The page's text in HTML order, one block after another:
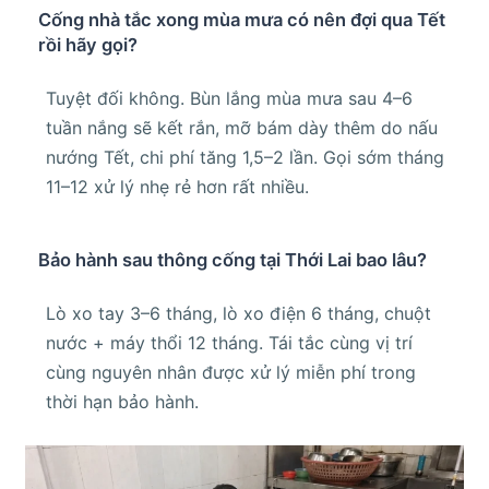
Cống nhà tắc xong mùa mưa có nên đợi qua Tết
rồi hãy gọi?
Tuyệt đối không. Bùn lắng mùa mưa sau 4–6
tuần nắng sẽ kết rắn, mỡ bám dày thêm do nấu
nướng Tết, chi phí tăng 1,5–2 lần. Gọi sớm tháng
11–12 xử lý nhẹ rẻ hơn rất nhiều.
Bảo hành sau thông cống tại Thới Lai bao lâu?
Lò xo tay 3–6 tháng, lò xo điện 6 tháng, chuột
nước + máy thổi 12 tháng. Tái tắc cùng vị trí
cùng nguyên nhân được xử lý miễn phí trong
thời hạn bảo hành.